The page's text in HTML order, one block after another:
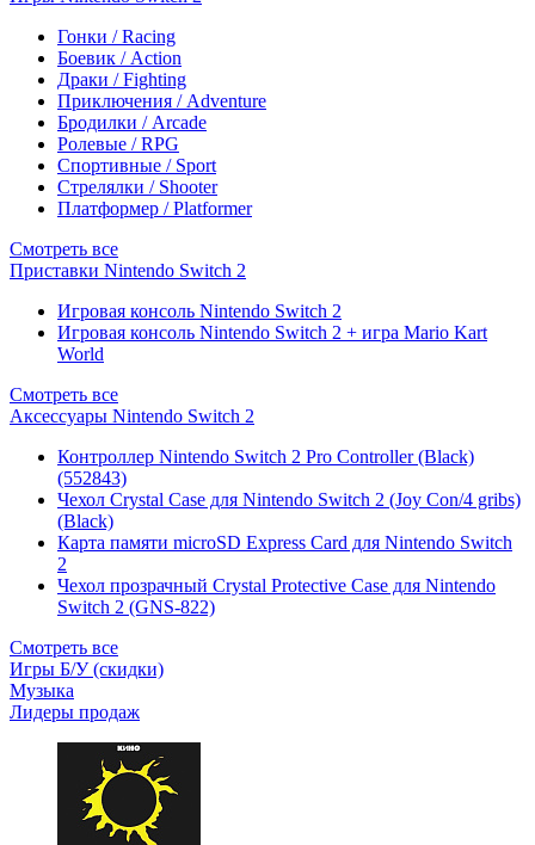
Гонки / Racing
Боевик / Action
Драки / Fighting
Приключения / Adventure
Бродилки / Arcade
Ролевые / RPG
Спортивные / Sport
Стрелялки / Shooter
Платформер / Platformer
Смотреть все
Приставки Nintendo Switch 2
Игровая консоль Nintendo Switch 2
Игровая консоль Nintendo Switch 2 + игра Mario Kart
World
Смотреть все
Аксессуары Nintendo Switch 2
Контроллер Nintendo Switch 2 Pro Controller (Black)
(552843)
Чехол Сrystal Сase для Nintendo Switch 2 (Joy Con/4 gribs)
(Black)
Карта памяти microSD Express Card для Nintendo Switch
2
Чехол прозрачный Crystal Protective Case для Nintendo
Switch 2 (GNS-822)
Смотреть все
Игры Б/У (скидки)
Музыка
Лидеры продаж